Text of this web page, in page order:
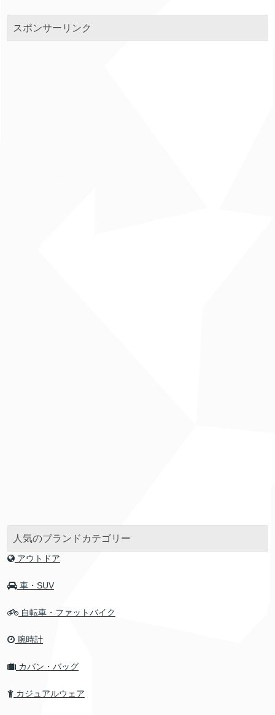
スポンサーリンク
人気のブランドカテゴリー
アウトドア
車・SUV
自転車・ファットバイク
腕時計
カバン・バッグ
カジュアルウェア